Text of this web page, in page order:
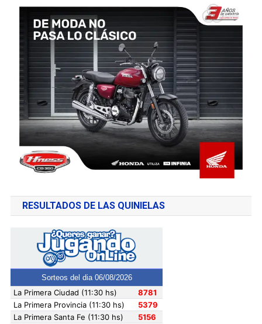
RESULTADOS DE LAS QUINIELAS